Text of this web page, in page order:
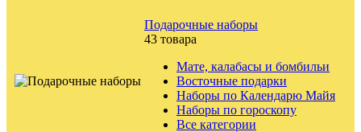
Подарочные наборы
43 товара
Мате, калабасы и бомбильи
Восточные подарки
Наборы по Календарю Майя
Наборы по гороскопу
Все категории